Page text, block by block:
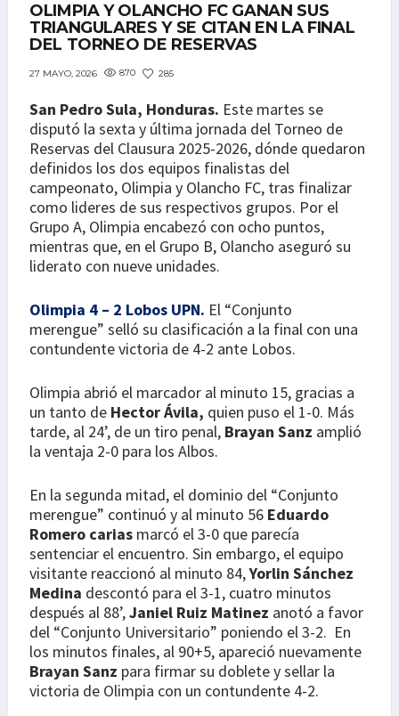
OLIMPIA Y OLANCHO FC GANAN SUS
TRIANGULARES Y SE CITAN EN LA FINAL
DEL TORNEO DE RESERVAS
27 MAYO, 2026 870 285
San Pedro Sula, Honduras. Este martes se
disputó la sexta y última jornada del Torneo de
Reservas del Clausura 2025-2026, dónde quedaron
definidos los dos equipos finalistas del
campeonato, Olimpia y Olancho FC, tras finalizar
como lideres de sus respectivos grupos. Por el
Grupo A, Olimpia encabezó con ocho puntos,
mientras que, en el Grupo B, Olancho aseguró su
liderato con nueve unidades.
Olimpia 4 – 2 Lobos UPN. El “Conjunto
merengue” selló su clasificación a la final con una
contundente victoria de 4-2 ante Lobos.
Olimpia abrió el marcador al minuto 15, gracias a
un tanto de Hector Ávila, quien puso el 1-0. Más
tarde, al 24’, de un tiro penal, Brayan Sanz amplió
la ventaja 2-0 para los Albos.
En la segunda mitad, el dominio del “Conjunto
merengue” continuó y al minuto 56 Eduardo
Romero carias marcó el 3-0 que parecía
sentenciar el encuentro. Sin embargo, el equipo
visitante reaccionó al minuto 84,Yorlin Sánchez
Medina descontó para el 3-1, cuatro minutos
después al 88’,Janiel Ruiz Matinez anotó a favor
del “Conjunto Universitario” poniendo el 3-2. En
los minutos finales, al 90+5, apareció nuevamente
Brayan Sanz para firmar su doblete y sellar la
victoria de Olimpia con un contundente 4-2.